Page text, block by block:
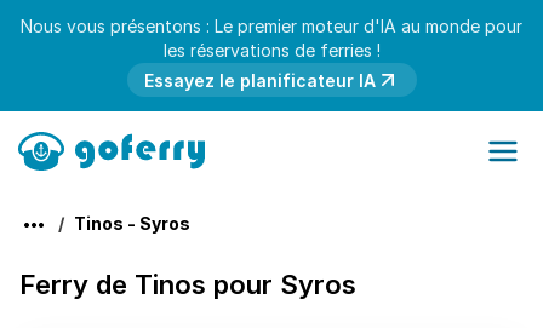
Nous vous présentons : Le premier moteur d'IA au monde pour
les réservations de ferries !
Essayez le planificateur IA
Tinos - Syros
Ferry de Tinos pour Syros